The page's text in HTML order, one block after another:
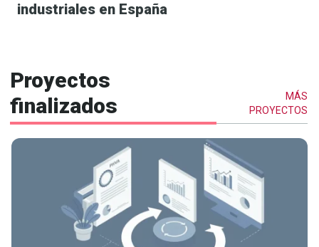
industriales en España
Proyectos
finalizados
MÁS
PROYECTOS